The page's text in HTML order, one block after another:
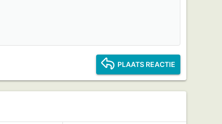
PLAATS REACTIE